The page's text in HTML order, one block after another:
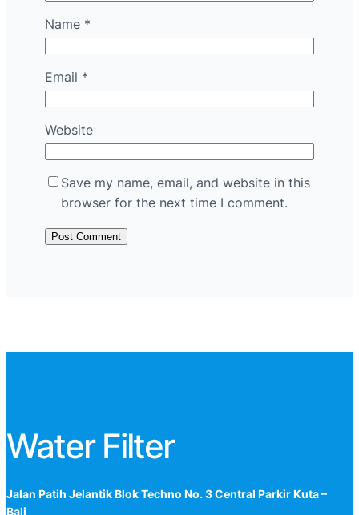
Name *
Email *
Website
Save my name, email, and website in this
browser for the next time I comment.
Water Filter
Jalan Patih Jelantik Blok Techno No. 3 Central Parkir Kuta –
Bali